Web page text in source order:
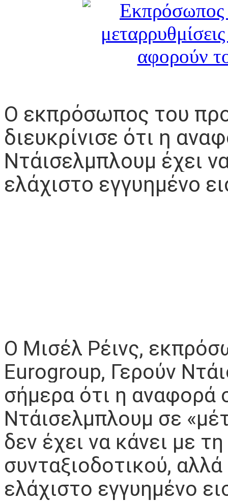
Ο εκπρόσωπος του
διευκρίνισε ότι η
Ντάισελμπλουμ έχει
ελάχιστο εγγυημένο
Ο Μισέλ Ρέινς,
Eurogroup, Γερούν
σήμερα ότι η αναφορά
Ντάισελμπλουμ σε
δεν έχει να κάνει με
συνταξιοδοτικού,
ελάχιστο εγγυημένο